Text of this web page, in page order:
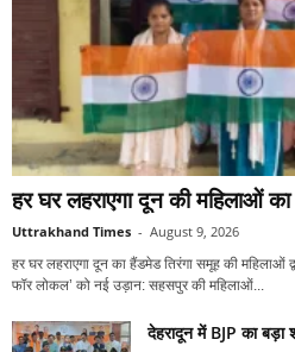
हर घर लहराएगा दून की महिलाओं
Uttrakhand Times - August 9, 2026
हर घर लहराएगा दून का हैंडमेड तिरंगा समूह की महिलाओं
फॉर लोकल’ को नई उड़ान: सहसपुर की महिलाओं...
देहरादून में BJP का बड़ा